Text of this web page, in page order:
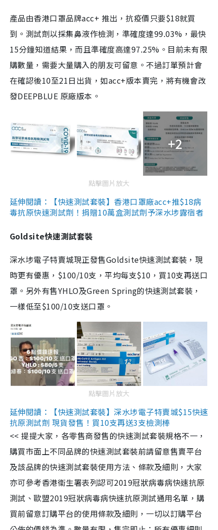
產品由香港口罩品牌acc+ 推出，抗疫價只要$18就買
到。測試劑以採集鼻液作檢測，準確度達99.03%，最快
15分鐘知道結果，而且準確度高達97.25%。目前未有限
購數量，需要大量購入的朋友可留意。不過訂單預計會
在確認後10至21日出貨，如acc+版本賣完，將有機會改
發DEEPBLUE 原廠版本。
+2
點擊圖片放大
延伸閱讀：【快速測試套裝】香港口罩廠acc+推$18病
毒抗原快速測試劑！捐贈10萬盒測試劑予深水埗露宿者
Goldsite快速測試套裝
深水埗電子特賣城現正發售Goldsite快速測試套裝，現
時更有優惠，$100/10支，平均每支$10，買10支再送口
罩。另外有售YHLO及Green Spring的快速測試套裝，
一樣低至$100/10支送口罩。
點擊圖片放大
延伸閱讀：【快速測試套裝】深水埗電子特賣城$15快速
抗原測試劑 現貨發售！買10支再送3支檢測棒
<< 提提大家，各零售商發售的快速測試套裝規格不一，
購買市面上不同品牌的快速測試套裝前請留意售賣平台
及該品牌的快速測試套裝使用方法、條款及細則，大家
亦可參考香港衞生署表列認可2019冠狀病毒病快速抗原
測試、歐盟2019冠狀病毒病快速抗原測試通用名單，購
買前留意訂購平台的使用條款及細則，一切以訂購平台